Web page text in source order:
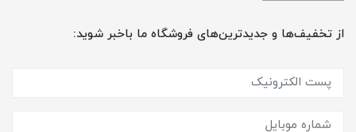
از تخفیف‌ها و جدیدترین‌های فروشگاه ما باخبر شوید: